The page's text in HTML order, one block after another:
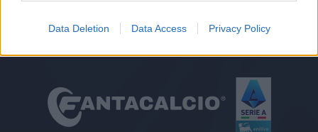
Data Deletion Data Access Privacy Policy